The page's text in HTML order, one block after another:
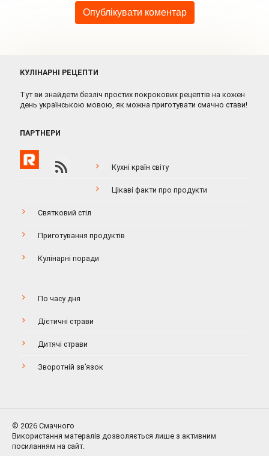
КУЛІНАРНІ РЕЦЕПТИ
Тут ви знайдети безліч простих покрокових рецептів на кожен
день українською мовою, як можна приготувати смачно стави!
ПАРТНЕРИ
Кухні країн світу
Цікаві факти про продукти
Святковий стіл
Приготування продуктів
Кулінарні поради
По часу дня
Дієтичні страви
Дитячі страви
Зворотній зв’язок
© 2026 Смачного
Використання матералів дозволяється лише з активним
посиланням на сайт.